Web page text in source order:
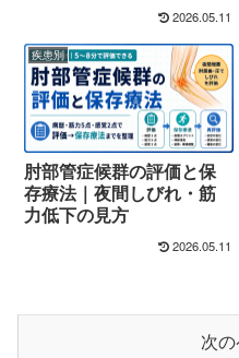
2026.05.11
疾患別
肘部管症候群の評価と保
存療法｜夜間しびれ・筋
力低下の見方
2026.05.11
次